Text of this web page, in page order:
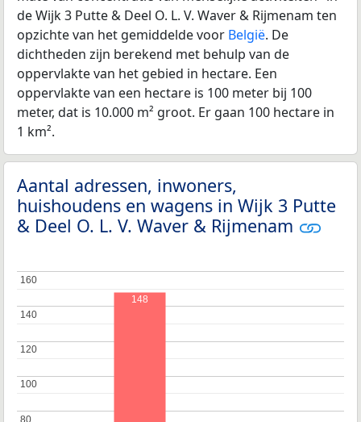
de Wijk 3 Putte & Deel O. L. V. Waver & Rijmenam ten
opzichte van het gemiddelde voor België. De
dichtheden zijn berekend met behulp van de
oppervlakte van het gebied in hectare. Een
oppervlakte van een hectare is 100 meter bij 100
meter, dat is 10.000 m² groot. Er gaan 100 hectare in
1 km².
Aantal adressen, inwoners,
huishoudens en wagens in Wijk 3 Putte
& Deel O. L. V. Waver & Rijmenam
80
80
100
100
120
120
140
140
160
160
148